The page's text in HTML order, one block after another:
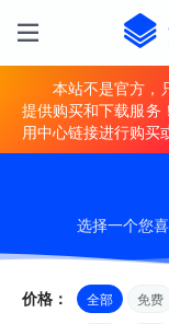
本站不是官方，
提供购买和下载服务
用中心链接进行购买
选择一个您
价格： 全部 免费